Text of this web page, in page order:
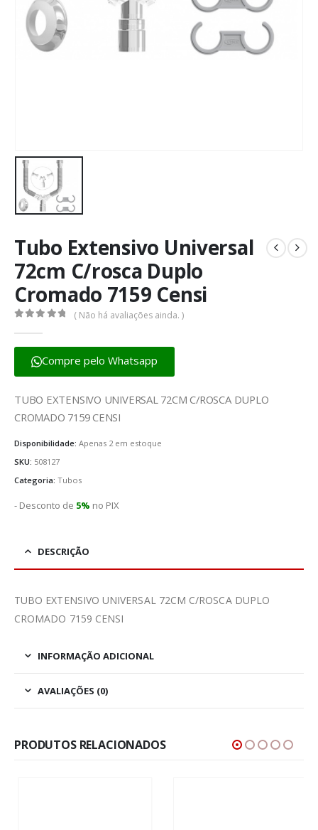
Tubo Extensivo Universal
72cm C/rosca Duplo
Cromado 7159 Censi
( Não há avaliações ainda. )
Compre pelo Whatsapp
TUBO EXTENSIVO UNIVERSAL 72CM C/ROSCA DUPLO
CROMADO 7159 CENSI
Disponibilidade: Apenas 2 em estoque
SKU: 508127
Categoria: Tubos
- Desconto de 5% no PIX
DESCRIÇÃO
TUBO EXTENSIVO UNIVERSAL 72CM C/ROSCA DUPLO
CROMADO 7159 CENSI
INFORMAÇÃO ADICIONAL
AVALIAÇÕES (0)
PRODUTOS RELACIONADOS